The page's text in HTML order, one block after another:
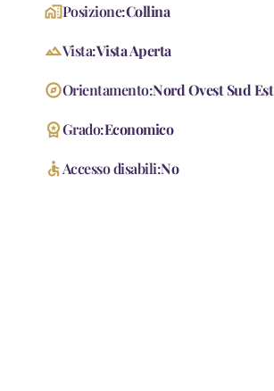
home_workPosizione:Collina
landscapeVista:Vista Aperta
exploreOrientamento:Nord Ovest Sud Est
workspace_premiumGrado:Economico
accessible Accesso disabili:No